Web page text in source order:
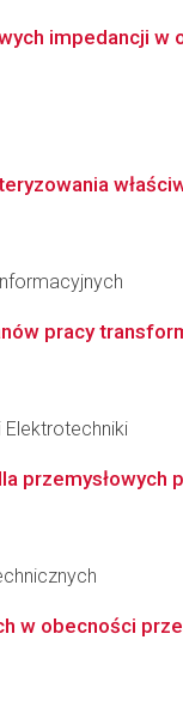
impedancji
pracy
Elektrotechniki
przemysłowych
w obecności